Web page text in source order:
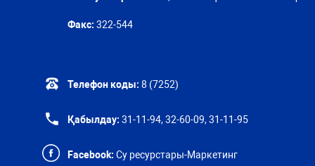
Факс: 322-544
Телефон коды: 8 (7252)
Қабылдау: 31-11-94, 32-60-09, 31-11-95
Facebook: Су ресурстары-Маркетинг